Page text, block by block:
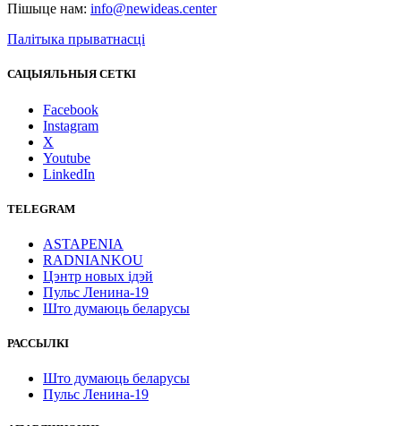
Пішыце нам: info@newideas.center
Палітыка прыватнасці
САЦЫЯЛЬНЫЯ СЕТКІ
Facebook
Instagram
X
Youtube
LinkedIn
TELEGRAM
ASTAPENIA
RADNIANKOU
Цэнтр новых ідэй
Пульс Ленина-19
Што думаюць беларусы
РАССЫЛКІ
Што думаюць беларусы
Пульс Ленина-19